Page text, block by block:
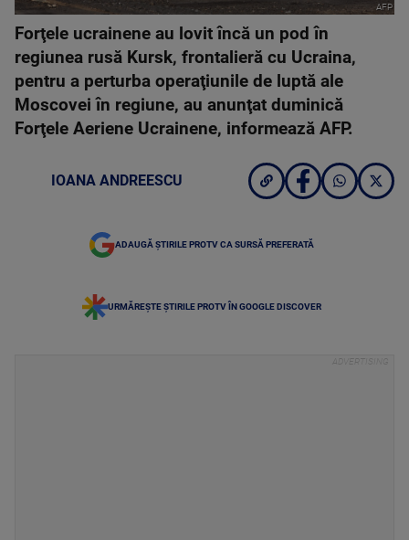
AFP
Forţele ucrainene au lovit încă un pod în
regiunea rusă Kursk, frontalieră cu Ucraina,
pentru a perturba operaţiunile de luptă ale
Moscovei în regiune, au anunţat duminică
Forţele Aeriene Ucrainene, informează AFP.
IOANA ANDREESCU
ADAUGĂ ȘTIRILE PROTV CA SURSĂ PREFERATĂ
URMĂREȘTE ȘTIRILE PROTV ÎN GOOGLE DISCOVER